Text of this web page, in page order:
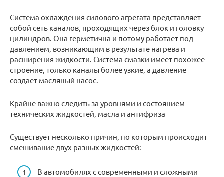
Система охлаждения силового агрегата представляет
собой сеть каналов, проходящих через блок и головку
цилиндров. Она герметична и потому работает под
давлением, возникающим в результате нагрева и
расширения жидкости. Система смазки имеет похожее
строение, только каналы более узкие, а давление
создает масляный насос.
Крайне важно следить за уровнями и состоянием
технических жидкостей, масла и антифриза
Существует несколько причин, по которым происходит
смешивание двух разных жидкостей:
В автомобилях с современными и сложными